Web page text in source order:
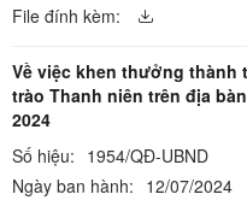
File đính kèm:
Về việc khen thưởng thành
trào Thanh niên trên địa
2024
Số hiệu: 1954/QĐ-UBND
Ngày ban hành: 12/07/2024